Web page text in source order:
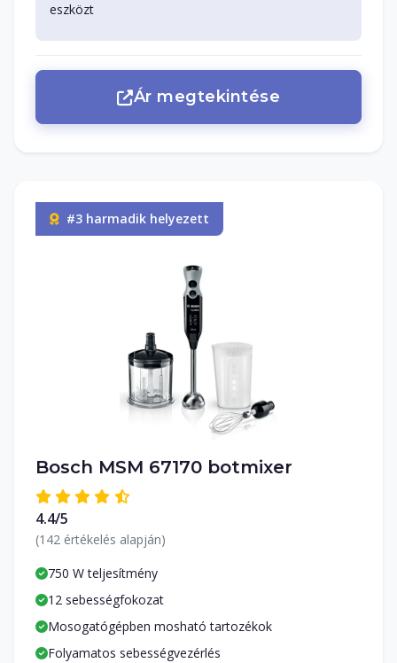
eszközt
Ár megtekintése
#3 harmadik helyezett
Bosch MSM 67170 botmixer
4.4/5
(142 értékelés alapján)
750 W teljesítmény
12 sebességfokozat
Mosogatógépben mosható tartozékok
Folyamatos sebességvezérlés